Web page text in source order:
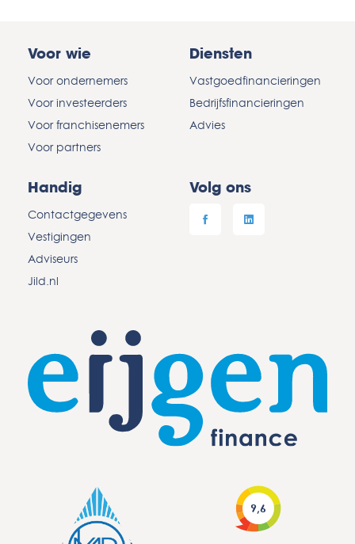
Voor wie
Voor ondernemers
Voor investeerders
Voor franchisenemers
Voor partners
Diensten
Vastgoedfinancieringen
Bedrijfsfinancieringen
Advies
Handig
Contactgegevens
Vestigingen
Adviseurs
Jild.nl
Volg ons
9,6